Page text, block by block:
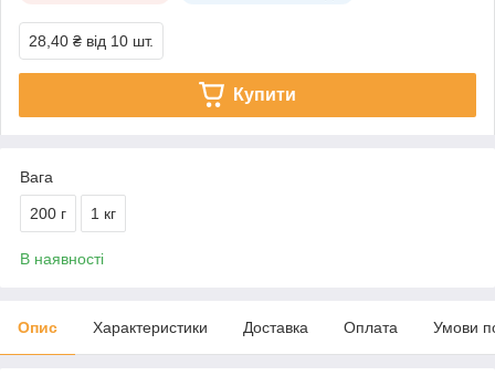
28,40 ₴ від 10 шт.
Купити
Вага
200 г 1 кг
В наявності
Опис Характеристики Доставка Оплата Умови